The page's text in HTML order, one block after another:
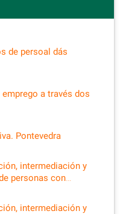
de persoal dás
a través dos
Pontevedra
intermediación y
personas con…
intermediación y